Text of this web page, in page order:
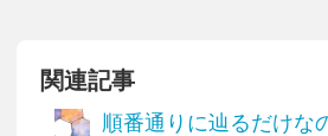
関連記事
順番通りに辿るだけな